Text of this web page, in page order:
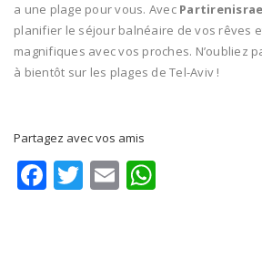
a une plage pour vous. Avec
planifier le séjour balnéaire de vos rêves
magnifiques avec vos proches. N’oubliez
à bientôt sur les plages de Tel-Aviv !
Partagez avec vos amis
Facebook
Twitter
Email